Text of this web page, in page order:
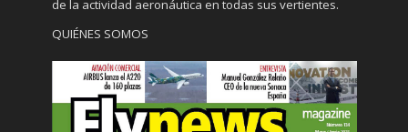
de la actividad aeronáutica en todas sus vertientes.
QUIÉNES SOMOS